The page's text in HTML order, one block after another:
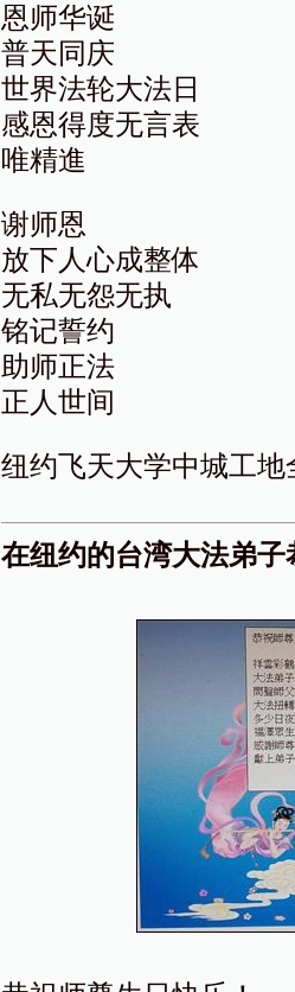
恩师华诞
普天同庆
世界法轮大法日
感恩得度无言表
唯精進
谢师恩
放下人心成整体
无私无怨无执
铭记誓约
助师正法
正人世间
纽约飞天大学中城工
在纽约的台湾大法弟